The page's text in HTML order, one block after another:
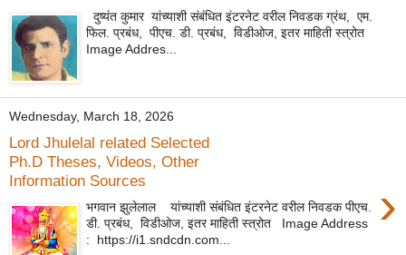
दुष्यंत कुमार यांच्याशी संबंधित इंटरनेट वरील निवडक ग्रंथ, एम.
फिल. प्रबंध, पीएच. डी. प्रबंध, विडीओज, इतर माहिती स्त्रोत
Image Addres...
Wednesday, March 18, 2026
Lord Jhulelal related Selected
Ph.D Theses, Videos, Other
Information Sources
›
भगवान झुलेलाल यांच्याशी संबंधित इंटरनेट वरील निवडक पीएच.
डी. प्रबंध, विडीओज, इतर माहिती स्त्रोत Image Address
: https://i1.sndcdn.com...